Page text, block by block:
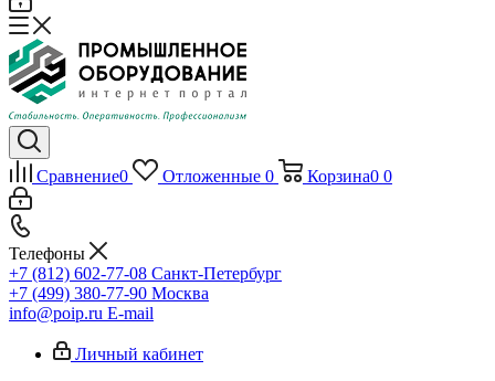
Сравнение0 Отложенные 0 Корзина0 0
Телефоны
+7 (812) 602-77-08 Санкт-Петербург
+7 (499) 380-77-90 Москва
info@poip.ru E-mail
Личный кабинет